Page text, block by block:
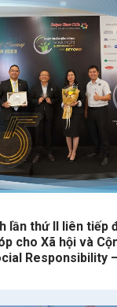
lần thứ II liên tiếp
cho Xã hội và
Responsibility